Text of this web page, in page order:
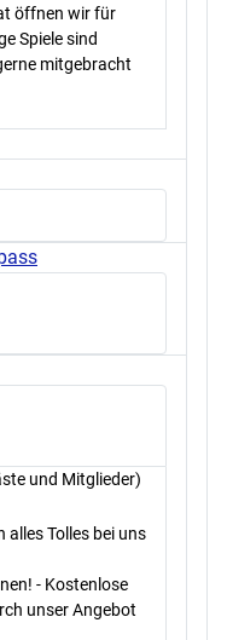
öffnen wir für
Spiele sind
mitgebracht
und Mitglieder)
Tolles bei uns
- Kostenlose
unser Angebot